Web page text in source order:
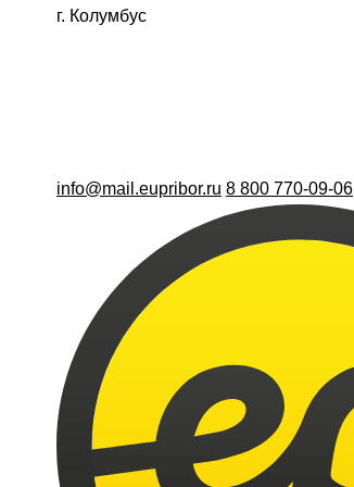
г. Колумбус
info@mail.eupribor.ru 8 800 770-09-06